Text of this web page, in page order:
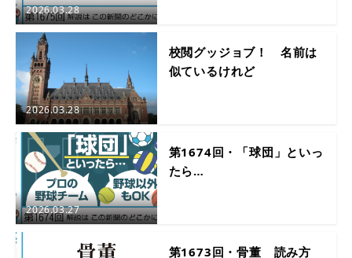
2026.03.28
2026.03.28
校閲グッジョブ！ 名前は
似ているけれど
2026.03.27
第1674回・「球団」といっ
たら…
第1673回・骨董 読み方